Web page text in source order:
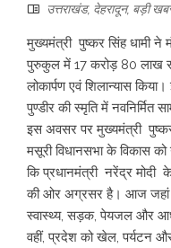
उत्तराखंड, देहरादून, बड़ी
मुख्यमंत्री पुष्कर सिंह धामी ने
पुरुकुल में 17 करोड़ 80 लाख
लोकार्पण एवं शिलान्यास
पुण्डीर की स्मृति में नवनिर्मित
इस अवसर पर मुख्यमंत्री पुष्कर
मसूरी विधानसभा के विकास को
कि प्रधानमंत्री नरेंद्र मोदी
की ओर अग्रसर है। आज जहां
स्वास्थ्य, सड़क, पेयजल और
वहीं, प्रदेश को खेल, पर्यटन